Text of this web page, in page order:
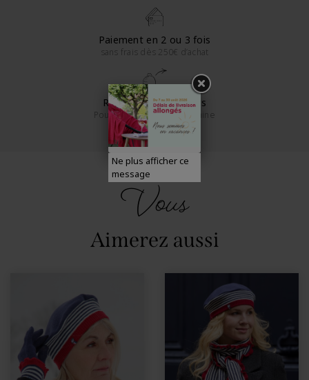
Paiement en 2 ou 3 fois
sans frais dès 250€ d’achat
Retours sous 14 jours
Pour la France métropolitaine
Vous
Aimerez aussi
Ne plus afficher ce
message